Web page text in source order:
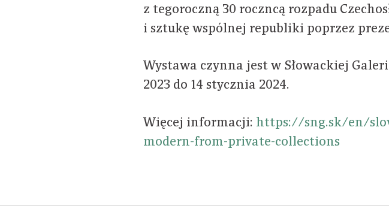
z tegoroczną 30 roczncą rozpadu
i sztukę wspólnej republiki poprzez
Wystawa czynna jest w Słowackiej
2023 do 14 stycznia 2024.
Więcej informacji: https://sng.sk/en/
modern-from-private-collections